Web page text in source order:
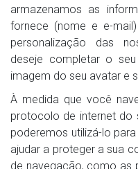
armazenamos as
fornece (nome e e-
personalização das
deseje completar o
imagem do seu avatar e
À medida que você
protocolo de internet do
poderemos utilizá-lo
ajudar a proteger a sua
de navegação, como as